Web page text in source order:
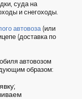
суда на
и снегоходы.
автовоза(или
(доставка по
автовозом
образом: